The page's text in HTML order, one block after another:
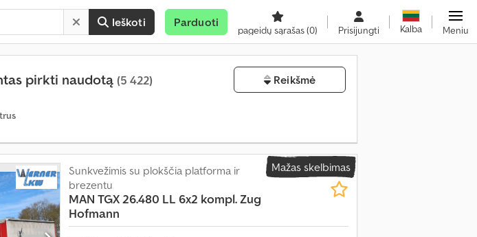
Ieškoti Parduoti
pageidų sąrašas(0) Prisijungti Kalba Meniu
pirkti naudotą (5 422) Reikšmė
Mažas skelbimas
Sunkvežimis su plokščia platforma ir
brezentu
MAN TGX 26.480 LL 6x2 kompl. Zug
Hofmann